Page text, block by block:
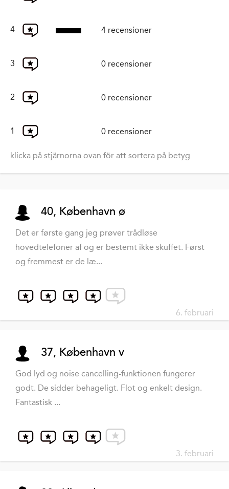
4 4 recensioner
3 0 recensioner
2 0 recensioner
1 0 recensioner
klicka på stjärnorna ovan för att sortera på betyg
40, København ø
Det er første gang jeg prøver trådløse
hovedtelefoner af og er bestemt ikke skuffet. Først
og fremmest er de læ...
6. februari
37, København v
God lyd og noise cancelling-funktionen fungerer
godt. De sidder behageligt. Flot og enkelt design.
Fantastisk ...
3. februari